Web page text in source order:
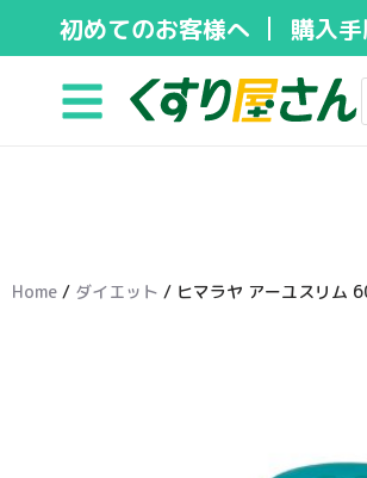
キ
初めてのお客様へ 購入
Home / ダイエット / ヒマラヤ アーユスリム